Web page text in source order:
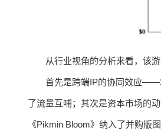
从行业视角的分析来看，该
首先是跨端IP的协同效应
了流量互哺；其次是资本市场的
《Pikmin Bloom》纳入了并购版